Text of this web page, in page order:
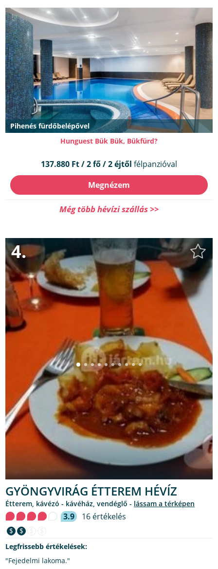
Pihenés fürdőbelépővel
Hunguest Bük Bük, Bükfürd?
137.880 Ft / 2 fő / 2 éjtől félpanzióval
Megnézem
Még több hévízi szállás >>
4.
GYÖNGYVIRÁG ÉTTEREM HÉVÍZ
étterem, kávézó - kávéház, vendéglő - lássam a térképen
3.9 16 értékelés
$ $
Legfrissebb értékelések:
"Fejedelmi lakoma."